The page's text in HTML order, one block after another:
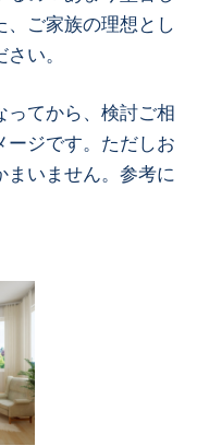
、ご家族の理想とし
い。
ってから、検討ご相
ージです。ただしお
まいません。参考に